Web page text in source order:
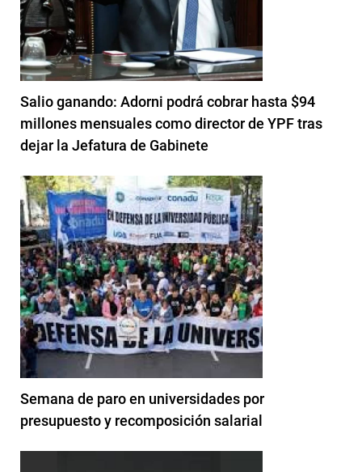
Salio ganando: Adorni podrá cobrar hasta $94
millones mensuales como director de YPF tras
dejar la Jefatura de Gabinete
Semana de paro en universidades por
presupuesto y recomposición salarial